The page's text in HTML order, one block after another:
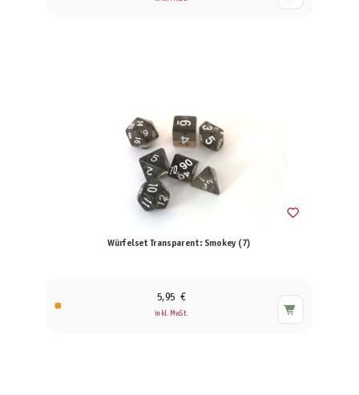
Würfelset Transparent: Smokey (7)
5,95 €
inkl. MwSt.